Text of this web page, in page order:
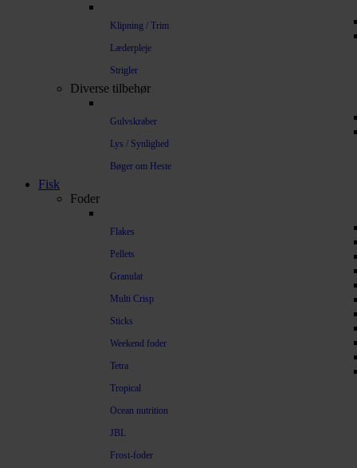
Klipning / Trim
Læderpleje
Strigler
Diverse tilbehør
Gulvskraber
Lys / Synlighed
Bøger om Heste
Fisk
Foder
Flakes
Pellets
Granulat
Multi Crisp
Sticks
Weekend foder
Tetra
Tropical
Ocean nutrition
JBL
Frost-foder